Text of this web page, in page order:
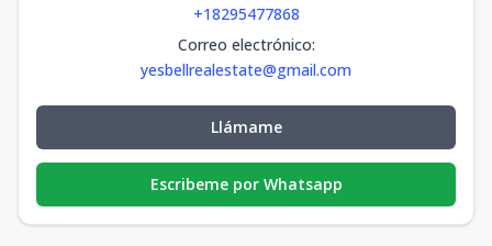
+18295477868
Correo electrónico:
yesbellrealestate@gmail.com
Llámame
Escribeme por Whatsapp